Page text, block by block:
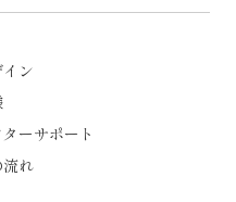
ン
ーサポート
れ